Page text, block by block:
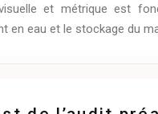
et métrique est
en eau et le stockage du